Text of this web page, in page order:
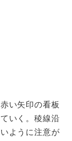
い矢印の看板
いく。稜線沿
ように注意が